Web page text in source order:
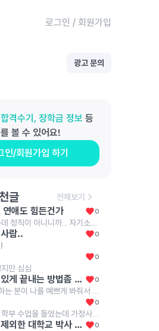
로그인 / 회원가입
광고 문의
합격수기, 장학금 정보 등
볼 수 있어요!
인/회원가입 하기
글 전체보기
연애도 힘든건가 0
람.. 0
0
만 심심
소개팅 예의있게 끝내는 방법좀 부탁해 0
0
스카이포카 제외한 대학교 박사 인식 어때? 0